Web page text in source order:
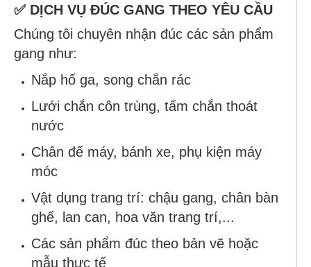
✅ DỊCH VỤ ĐÚC GANG THEO YÊU CẦU
Chúng tôi chuyên nhận đúc các sản phẩm
gang như:
Nắp hố ga, song chắn rác
Lưới chắn côn trùng, tấm chắn thoát
nước
Chân đế máy, bánh xe, phụ kiện máy
móc
Vật dụng trang trí: chậu gang, chân bàn
ghế, lan can, hoa văn trang trí,...
Các sản phẩm đúc theo bản vẽ hoặc
mẫu thực tế